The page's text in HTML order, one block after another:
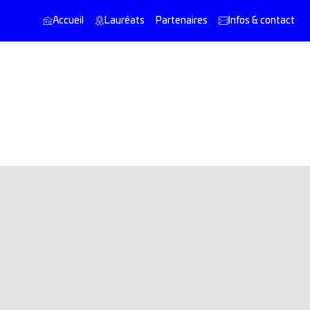
Accueil Lauréats Partenaires Infos & contact